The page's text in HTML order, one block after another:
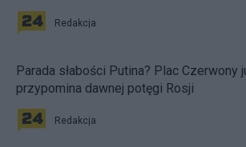
Redakcja
Parada słabości Putina? Plac Czerwony
przypomina dawnej potęgi Rosji
Redakcja